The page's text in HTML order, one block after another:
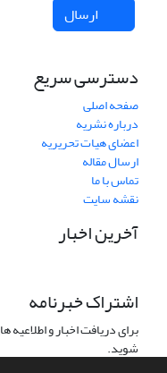
ارسال
دسترسی سریع
صفحه اصلی
درباره نشریه
اعضای هیات تحریریه
ارسال مقاله
تماس با ما
نقشه سایت
آخرین اخبار
اشتراک خبرنامه
برای دریافت اخبار و
شوید.